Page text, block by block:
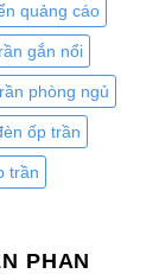
quảng cáo
gắn nổi
phòng ngủ
ốp trần
trần
PHAN